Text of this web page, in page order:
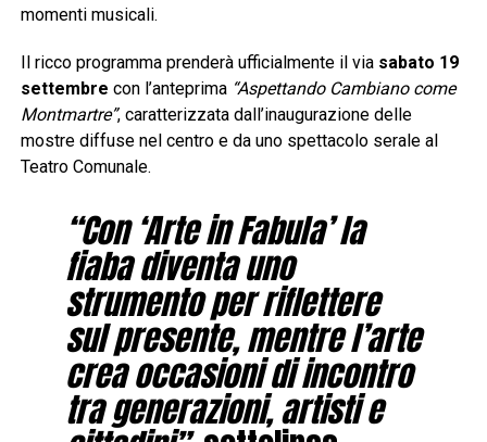
momenti musicali.
Il ricco programma prenderà ufficialmente il via sabato 19
settembre con l’anteprima “Aspettando Cambiano come
Montmartre”, caratterizzata dall’inaugurazione delle
mostre diffuse nel centro e da uno spettacolo serale al
Teatro Comunale.
“Con ‘Arte in Fabula’ la
fiaba diventa uno
strumento per riflettere
sul presente, mentre l’arte
crea occasioni di incontro
tra generazioni, artisti e